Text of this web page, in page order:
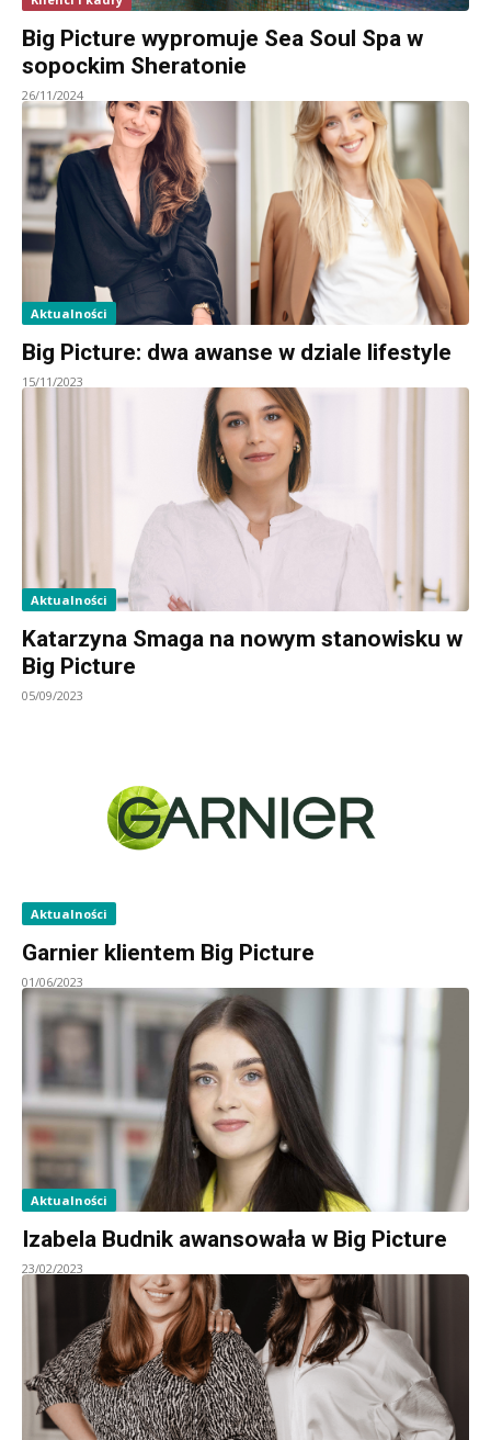
Big Picture wypromuje Sea Soul Spa w
sopockim Sheratonie
26/11/2024
Aktualności
Big Picture: dwa awanse w dziale lifestyle
15/11/2023
Aktualności
Katarzyna Smaga na nowym stanowisku w
Big Picture
05/09/2023
Aktualności
Garnier klientem Big Picture
01/06/2023
Aktualności
Izabela Budnik awansowała w Big Picture
23/02/2023